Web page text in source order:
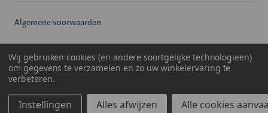
Algemene voorwaarden
Cookiebeleid
Wij gebruiken cookies (en andere soortgelijke technologieën)
om gegevens te verzamelen en zo uw winkelervaring te
verbeteren.
Instellingen Alles afwijzen Alle cookies